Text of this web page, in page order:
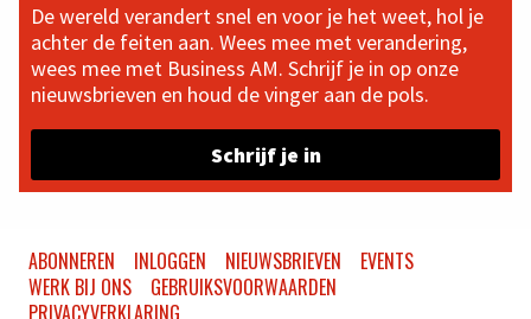
De wereld verandert snel en voor je het weet, hol je
achter de feiten aan. Wees mee met verandering,
wees mee met Business AM. Schrijf je in op onze
nieuwsbrieven en houd de vinger aan de pols.
Schrijf je in
ABONNEREN INLOGGEN NIEUWSBRIEVEN
EVENTS
WERK BIJ ONS
GEBRUIKSVOORWAARDEN
PRIVACYVERKLARING